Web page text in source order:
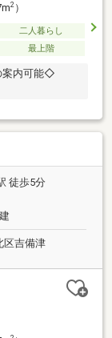
2）
二人暮らし
最上階
内可能◇
徒歩5分
区吉備津